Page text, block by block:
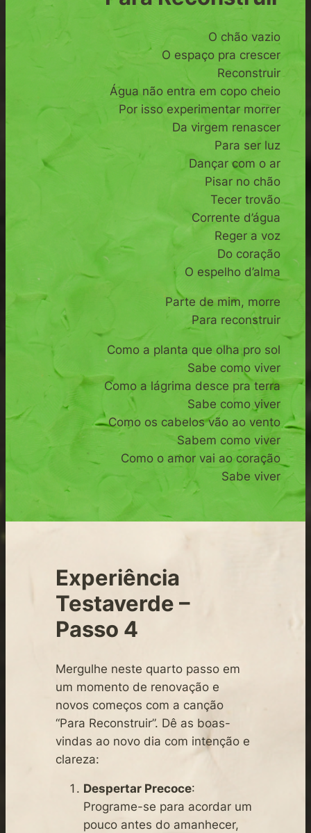
O chão vazio
O espaço pra crescer
Reconstruir
Água não entra em copo cheio
Por isso experimentar morrer
Da virgem renascer
Para ser luz
Dançar com o ar
Pisar no chão
Tecer trovão
Corrente d’água
Reger a voz
Do coração
O espelho d’alma
Parte de mim, morre
Para reconstruir
Como a planta que olha pro sol
Sabe como viver
Como a lágrima desce pra terra
Sabe como viver
Como os cabelos vão ao vento
Sabem como viver
Como o amor vai ao coração
Sabe viver
Experiência
Testaverde –
Passo 4
Mergulhe neste quarto passo em
um momento de renovação e
novos começos com a canção
“Para Reconstruir”. Dê as boas-
vindas ao novo dia com intenção e
clareza:
Despertar Precoce:
Programe-se para acordar um
pouco antes do amanhecer,